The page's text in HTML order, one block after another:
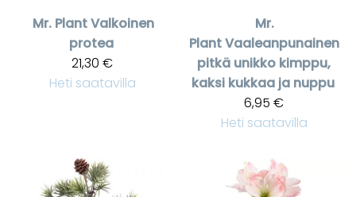
Mr. PlantValkoinen
protea
21,30 €
Heti saatavilla
Mr.
PlantVaaleanpunainen
pitkä unikko kimppu,
kaksi kukkaa ja nuppu
6,95 €
Heti saatavilla